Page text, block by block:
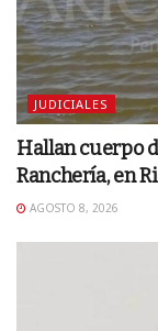
JUDICIALES
Hallan cuerpo
Ranchería, en
AGOSTO 8, 2026